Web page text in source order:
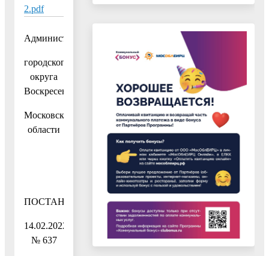
2.pdf
Администрация
городского
округа
Воскресенск
Московской
области
ПОСТАНОВЛЕНИЕ
14.02.2022
№ 637